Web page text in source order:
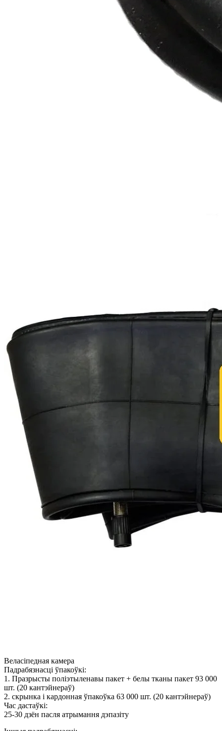
Веласіпедная камера
Падрабязнасці ўпакоўкі:
1. Празрысты поліэтыленавы пакет + белы тканы пакет 93 000
шт. (20 кантэйнераў)
2. скрынка і кардонная ўпакоўка 63 000 шт. (20 кантэйнераў)
Час дастаўкі:
25-30 дзён пасля атрымання дэпазіту